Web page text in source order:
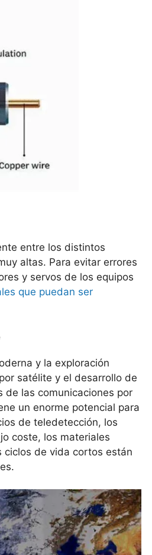
entre los distintos
altas. Para evitar errores
y servos de los equipos
que puedan ser
y la exploración
satélite y el desarrollo de
las comunicaciones por
un enorme potencial para
de teledetección, los
coste, los materiales
ciclos de vida cortos están